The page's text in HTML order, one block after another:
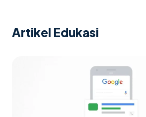
Artikel Edukasi